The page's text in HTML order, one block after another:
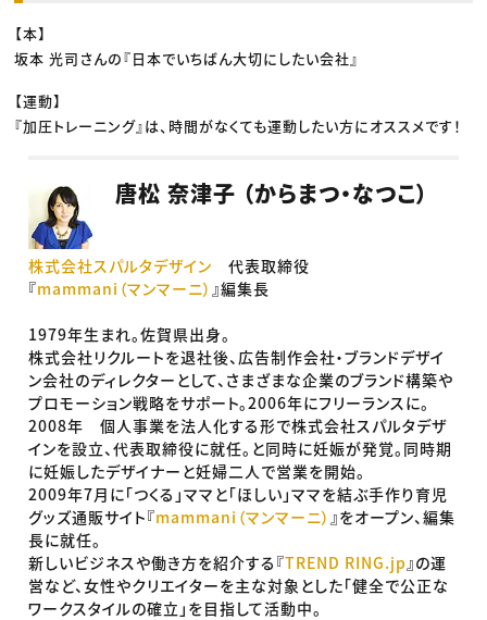
【本】
坂本 光司さんの『日本でいちばん大切にしたい会社』
【運動】
『加圧トレーニング』は、時間がなくても運動したい方にオススメです！
唐松 奈津子 （からまつ・なつこ）
株式会社スパルタデザイン 代表取締役
『mammani（マンマーニ） 』編集長
1979年生まれ。佐賀県出身。
株式会社リクルートを退社後、広告制作会社・ブランドデザイ
ン会社のディレクターとして、さまざまな企業のブランド構築や
プロモーション戦略をサポート。2006年にフリーランスに。
2008年 個人事業を法人化する形で株式会社スパルタデザ
インを設立、代表取締役に就任。と同時に妊娠が発覚。同時期
に妊娠したデザイナーと妊婦二人で営業を開始。
2009年7月に「つくる」ママと「ほしい」ママを結ぶ手作り育児
グッズ通販サイト『mammani（マンマーニ） 』をオープン、編集
長に就任。
新しいビジネスや働き方を紹介する『TREND RING.jp 』の運
営など、女性やクリエイターを主な対象とした「健全で公正な
ワークスタイルの確立」を目指して活動中。